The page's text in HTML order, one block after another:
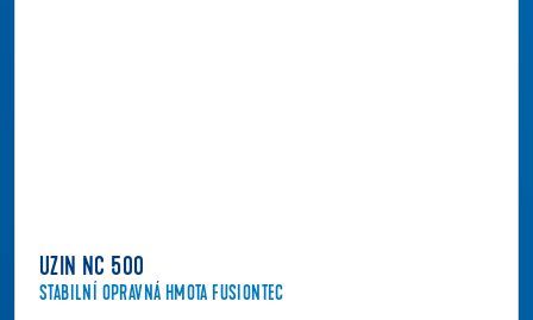
UZIN NC 500
STABILNÍ OPRAVNÁ HMOTA FUSIONTEC